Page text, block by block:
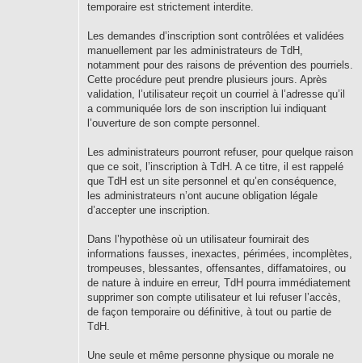
temporaire est strictement interdite.
Les demandes d’inscription sont contrôlées et validées
manuellement par les administrateurs de TdH,
notamment pour des raisons de prévention des pourriels.
Cette procédure peut prendre plusieurs jours. Après
validation, l’utilisateur reçoit un courriel à l’adresse qu’il
a communiquée lors de son inscription lui indiquant
l’ouverture de son compte personnel.
Les administrateurs pourront refuser, pour quelque raison
que ce soit, l’inscription à TdH. A ce titre, il est rappelé
que TdH est un site personnel et qu’en conséquence,
les administrateurs n’ont aucune obligation légale
d’accepter une inscription.
Dans l’hypothèse où un utilisateur fournirait des
informations fausses, inexactes, périmées, incomplètes,
trompeuses, blessantes, offensantes, diffamatoires, ou
de nature à induire en erreur, TdH pourra immédiatement
supprimer son compte utilisateur et lui refuser l’accès,
de façon temporaire ou définitive, à tout ou partie de
TdH.
Une seule et même personne physique ou morale ne